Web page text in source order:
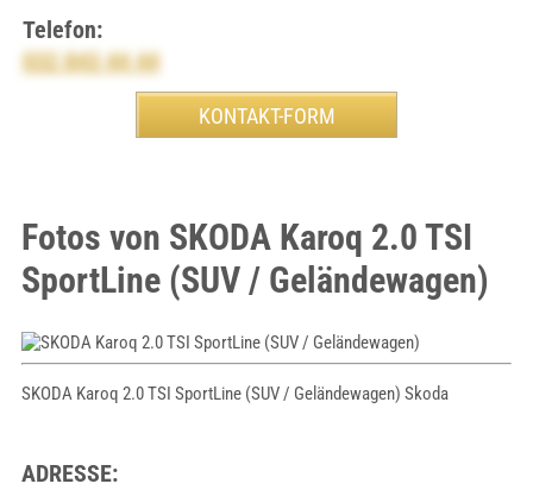
Telefon:
032 843 44 44
Fotos von SKODA Karoq 2.0 TSI
SportLine (SUV / Geländewagen)
SKODA Karoq 2.0 TSI SportLine (SUV / Geländewagen) Skoda
ADRESSE: